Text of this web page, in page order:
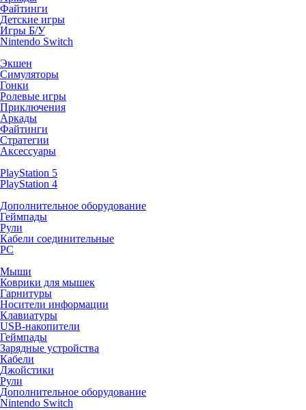
Файтинги
Детские игры
Игры Б/У
Nintendo Switch
Экшен
Симуляторы
Гонки
Ролевые игры
Приключения
Аркады
Файтинги
Стратегии
Аксессуары
PlayStation 5
PlayStation 4
Дополнительное оборудование
Геймпады
Рули
Кабели соединительные
PC
Мыши
Коврики для мышек
Гарнитуры
Носители информации
Клавиатуры
USB-накопители
Геймпады
Зарядные устройства
Кабели
Джойстики
Рули
Дополнительное оборудование
Nintendo Switch